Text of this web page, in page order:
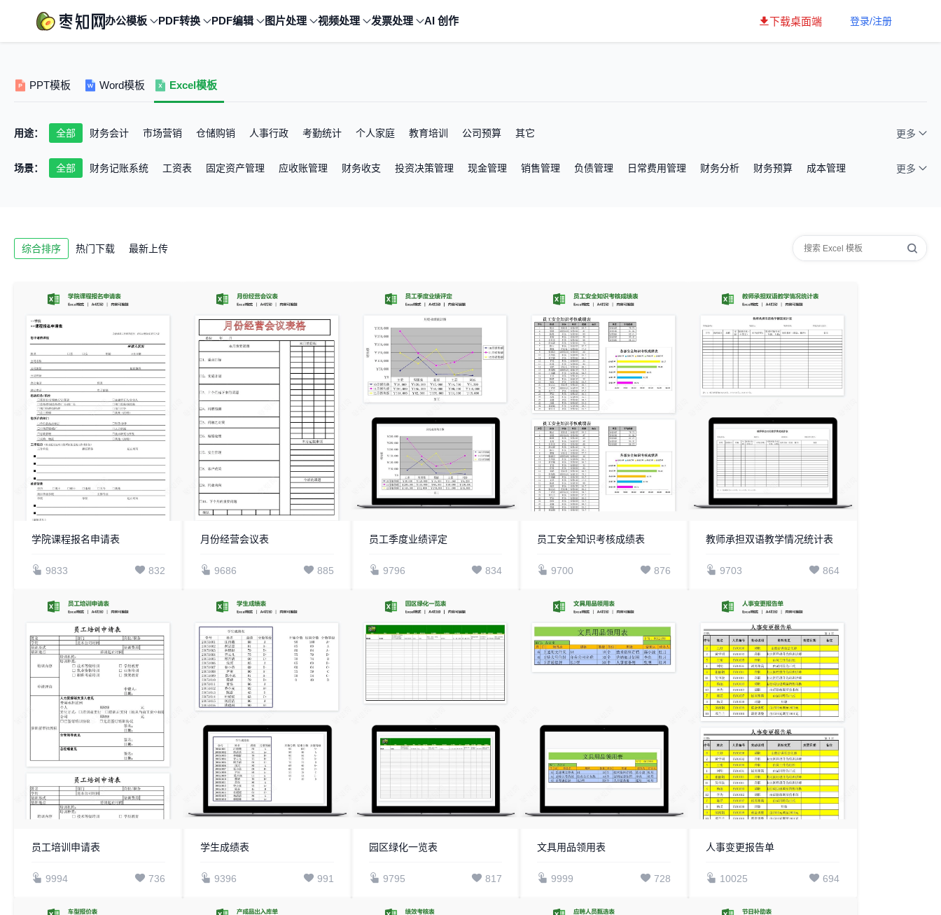
办公模板 PDF转换 PDF编辑 图片处理 视频处理 发票处理 AI 创作 下载桌面端 登录/注册
PPT模板 Word模板 Excel模板
用途： 全部 财务会计 市场营销 仓储购销 人事行政 考勤统计 个人家庭 教育培训 公司预算 其它 更多
场景： 全部 财务记账系统 工资表 固定资产管理 应收账管理 财务收支 投资决策管理 现金管理 销售管理 负债管理 日常费用管理 财务分析 财务预算
成本管理
更多
综合排序 热门下载 最新上传
学院课程报名申请表
9833 832
月份经营会议表
9686 885
员工季度业绩评定
9796 834
员工安全知识考核成绩表
9700 876
教师承担双语教学情况统计表
9703 864
员工培训申请表
9994 736
学生成绩表
9396 991
园区绿化一览表
9795 817
文具用品领用表
9999 728
人事变更报告单
10025 694